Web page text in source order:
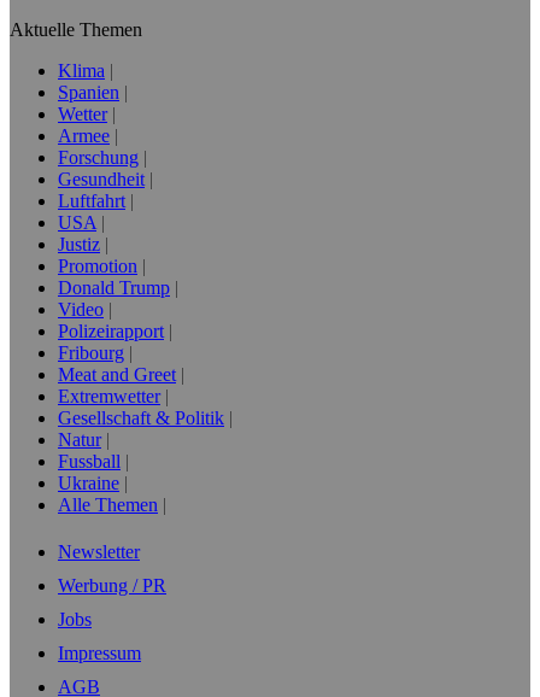
Aktuelle Themen
Klima
Spanien
Wetter
Armee
Forschung
Gesundheit
Luftfahrt
USA
Justiz
Promotion
Donald Trump
Video
Polizeirapport
Fribourg
Meat and Greet
Extremwetter
Gesellschaft & Politik
Natur
Fussball
Ukraine
Alle Themen
Newsletter
Werbung / PR
Jobs
Impressum
AGB